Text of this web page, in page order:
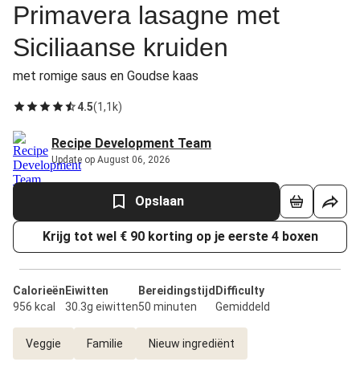
Primavera lasagne met
Siciliaanse kruiden
met romige saus en Goudse kaas
4.5(1,1k)
Recipe Development Team
Update op August 06, 2026
Opslaan
Krijg tot wel € 90 korting op je eerste 4 boxen
Calorieën
956 kcal
Eiwitten
30.3g eiwitten
Bereidingstijd
50 minuten
Difficulty
Gemiddeld
Veggie Familie Nieuw ingrediënt